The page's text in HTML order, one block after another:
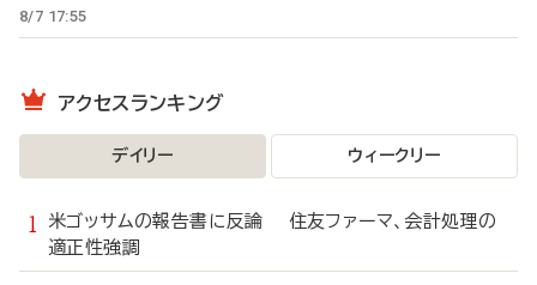
8/7 17:55
アクセスランキング
デイリー ウィークリー
米ゴッサムの報告書に反論 住友ファーマ、会計処理の
適正性強調